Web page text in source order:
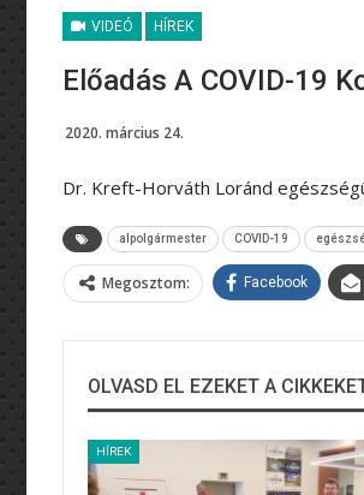
VIDEÓ HÍREK
Előadás A COVID-19
2020. március 24.
Dr. Kreft-Horváth Loránd
alpolgármester COVID-19
Megosztom: Facebook
OLVASD EL EZEKET A
HÍREK